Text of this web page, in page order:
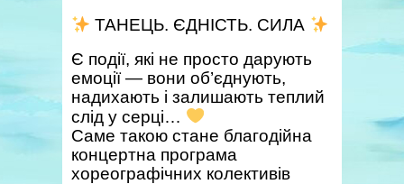
ТАНЕЦЬ. ЄДНІСТЬ. СИЛА
Є події, які не просто дарують
емоції — вони об’єднують,
надихають і залишають теплий
слід у серці…
Саме такою стане благодійна
концертна програма
хореографічних колективів